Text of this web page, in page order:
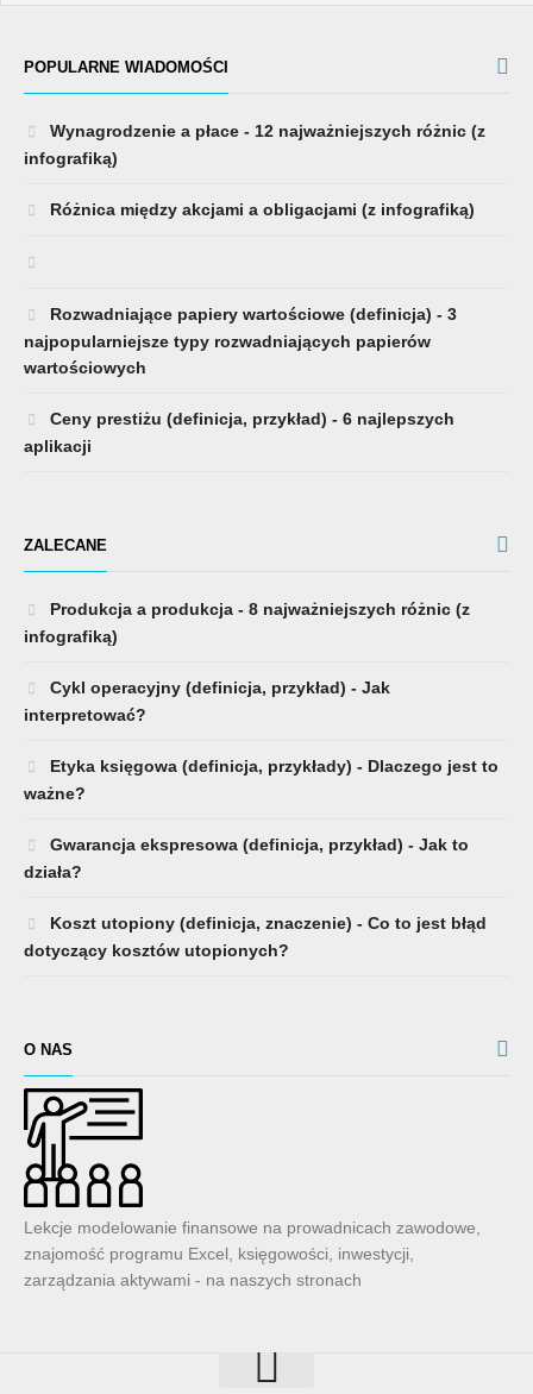
POPULARNE WIADOMOŚCI
Wynagrodzenie a płace - 12 najważniejszych różnic (z
infografiką)
Różnica między akcjami a obligacjami (z infografiką)
Rozwadniające papiery wartościowe (definicja) - 3
najpopularniejsze typy rozwadniających papierów
wartościowych
Ceny prestiżu (definicja, przykład) - 6 najlepszych
aplikacji
ZALECANE
Produkcja a produkcja - 8 najważniejszych różnic (z
infografiką)
Cykl operacyjny (definicja, przykład) - Jak
interpretować?
Etyka księgowa (definicja, przykłady) - Dlaczego jest to
ważne?
Gwarancja ekspresowa (definicja, przykład) - Jak to
działa?
Koszt utopiony (definicja, znaczenie) - Co to jest błąd
dotyczący kosztów utopionych?
O NAS
Lekcje modelowanie finansowe na prowadnicach zawodowe,
znajomość programu Excel, księgowości, inwestycji,
zarządzania aktywami - na naszych stronach